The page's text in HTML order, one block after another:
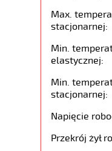
Max.
stacjonarnej:
Min.
elastycznej:
Min.
stacjonarnej:
Napięcie
Przekrój żył